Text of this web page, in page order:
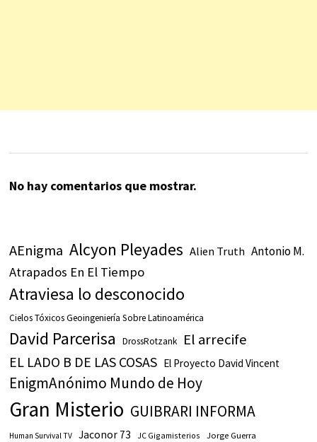
No hay comentarios que mostrar.
AEnigma Alcyon Pleyades Alien Truth Antonio M.
Atrapados En El Tiempo
Atraviesa lo desconocido
Cielos Tóxicos Geoingeniería Sobre Latinoamérica
David Parcerisa DrossRotzank El arrecife
EL LADO B DE LAS COSAS El Proyecto David Vincent
EnigmAnónimo Mundo de Hoy
Gran Misterio GUIBRARI INFORMA
Human Survival TV Jaconor 73 JC Gigamisterios Jorge Guerra